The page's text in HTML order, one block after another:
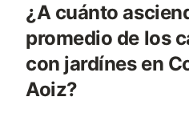
¿A cuánto
promedio de los
con jardínes en
Aoiz?